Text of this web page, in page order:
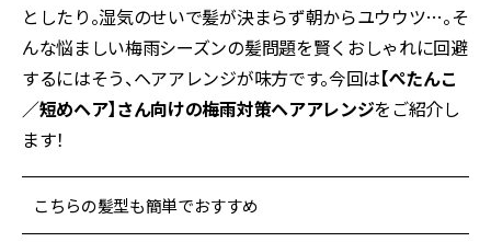
としたり。湿気のせいで髪が決まらず朝からユウウツ…。そ
んな悩ましい梅雨シーズンの髪問題を賢くおしゃれに回避
するにはそう、ヘアアレンジが味方です。今回は【ぺたんこ
／短めヘア】さん向けの梅雨対策ヘアアレンジをご紹介し
ます！
こちらの髪型も簡単でおすすめ